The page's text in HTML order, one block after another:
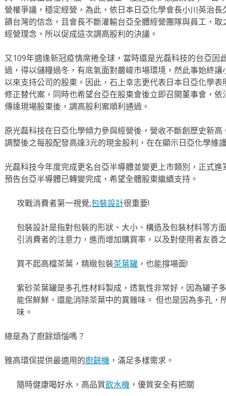
營權爭議，穩定經營，為此，依日本日亞化學會長小川英治
饋台灣的信念，且會長不斷灌輸台亞全體經營團隊與員工，
經營理念，所以促成這次調高股利的決議。
又109年適逢新冠疫情席捲全球，當時還是光磊科技的台亞因
過，得以儲糧過冬，有底氣面對嚴峻市場環境，然此事始終
以來支持公司的股東。因此，石上幸志更代表日本日亞化學
修正替代案，同時也希望台亞在股東會後立即召開董事會，
傳達現場股東後，調高股利案順利通過。
原光磊科技在日亞化學傾力參與經營後，營收不斷創歷史新
調整後之每股配發高達3元的現金股利，在在顯示日亞化學維
光磊科技今年度完成更名台亞半導體並變更上市類別，正式
預告台亞半導體已轉變完成，希望全體股東繼續支持。
攻戰消費者第一視覺,包裝設計很重要!
包裝設計是指對包裝的形狀、大小、構造及包裝材料等方
引消費者的注意力，進而增加購買率，以及對使用者友善
買不起高檔茶葉，精緻包裝茶葉罐，也能撐場面!
紫砂茶葉罐是多孔性材料製成，透氣性非常好，因為罐子
能保鮮鮮，還能消除茶葉中的異雜味。 但也是因為多孔，
味。
總是為了廚餘煩惱嗎？
雅高環保提供最適用的廚餘機，滿足多樣需求。
隨時健康喝好水，高品質飲水機，優質安全有把關